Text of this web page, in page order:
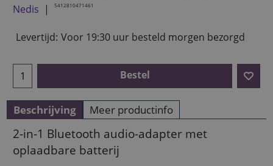
Nedis 5412810471461
Levertijd: Voor 19:30 uur besteld morgen bezorgd
Bestel
Beschrijving Meer productinfo
2-in-1 Bluetooth audio-adapter met
oplaadbare batterij